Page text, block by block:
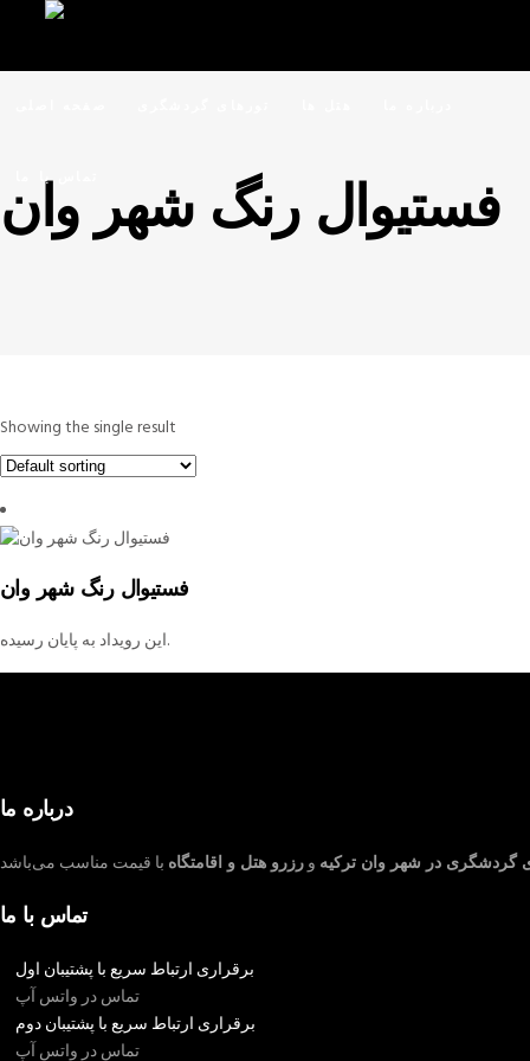
تماس با ما
فستیوال رنگ شهر وان
Showing the single result
فستیوال رنگ شهر وان
این رویداد به پایان رسیده.
درباره ما
گردشگری در شهر وان ترکیه ورزرو هتل و اقامتگاه
تماس با ما
برقراری ارتباط سریع با پشتیبان اول
تماس در واتس آپ
برقراری ارتباط سریع با پشتیبان دوم
تماس در واتس آپ